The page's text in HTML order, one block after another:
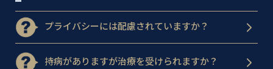
プライバシーには配慮されていますか？
持病がありますが治療を受けられますか？